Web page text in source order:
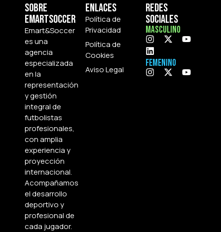
Sobre
Emartsoccer
Emart&Soccer
es una
agencia
especializada
en la
representación
y gestión
integral de
futbolistas
profesionales,
con amplia
experiencia y
proyección
internacional.
Acompañamos
el desarrollo
deportivo y
profesional de
cada jugador.
Enlaces
Política de
Privacidad
Política de
Cookies
Aviso Legal
Redes
Sociales
Masculino
Femenino